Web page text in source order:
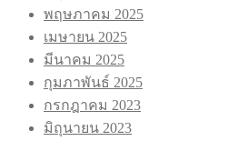
พฤษภาคม 2025
เมษายน 2025
มีนาคม 2025
กุมภาพันธ์ 2025
กรกฎาคม 2023
มิถุนายน 2023